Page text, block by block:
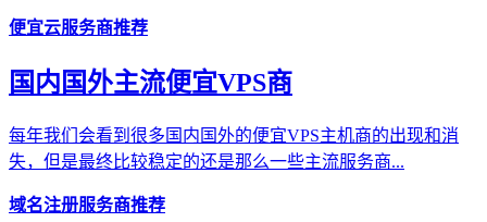
便宜云服务商推荐
国内国外主流便宜VPS商
每年我们会看到很多国内国外的便宜VPS主机商的出现和消
失，但是最终比较稳定的还是那么一些主流服务商...
域名注册服务商推荐